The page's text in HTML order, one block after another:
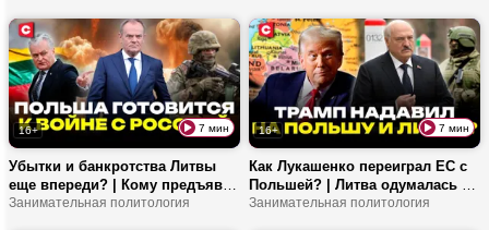
съезде?
близок?
16+ 7 мин
Убытки и банкротства Литвы
еще впереди? | Кому предъявят
претензии крупные западные
Занимательная политология
16+ 7 мин
Как Лукашенко переиграл ЕС с
Польшей? | Литва одумалась и
открывает границу? | Игра
Занимательная политология